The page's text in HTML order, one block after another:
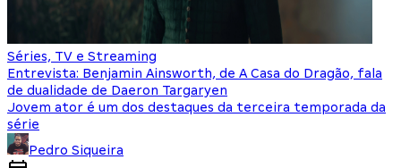
Séries, TV e Streaming
Entrevista: Benjamin Ainsworth, de A Casa do Dragão, fala
de dualidade de Daeron Targaryen
Jovem ator é um dos destaques da terceira temporada da
série
Pedro Siqueira